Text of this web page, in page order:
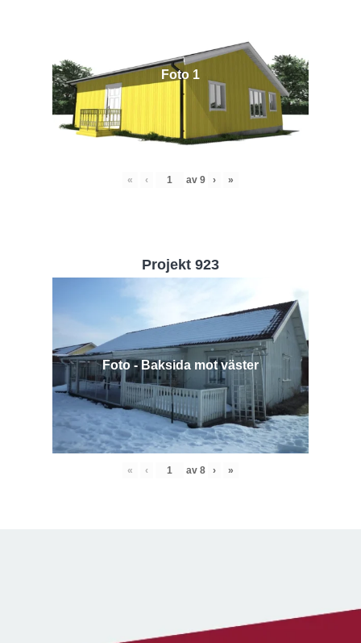
Foto 1
« ‹ av 9 › »
Projekt 923
Foto - Baksida mot väster
« ‹ av 8 › »